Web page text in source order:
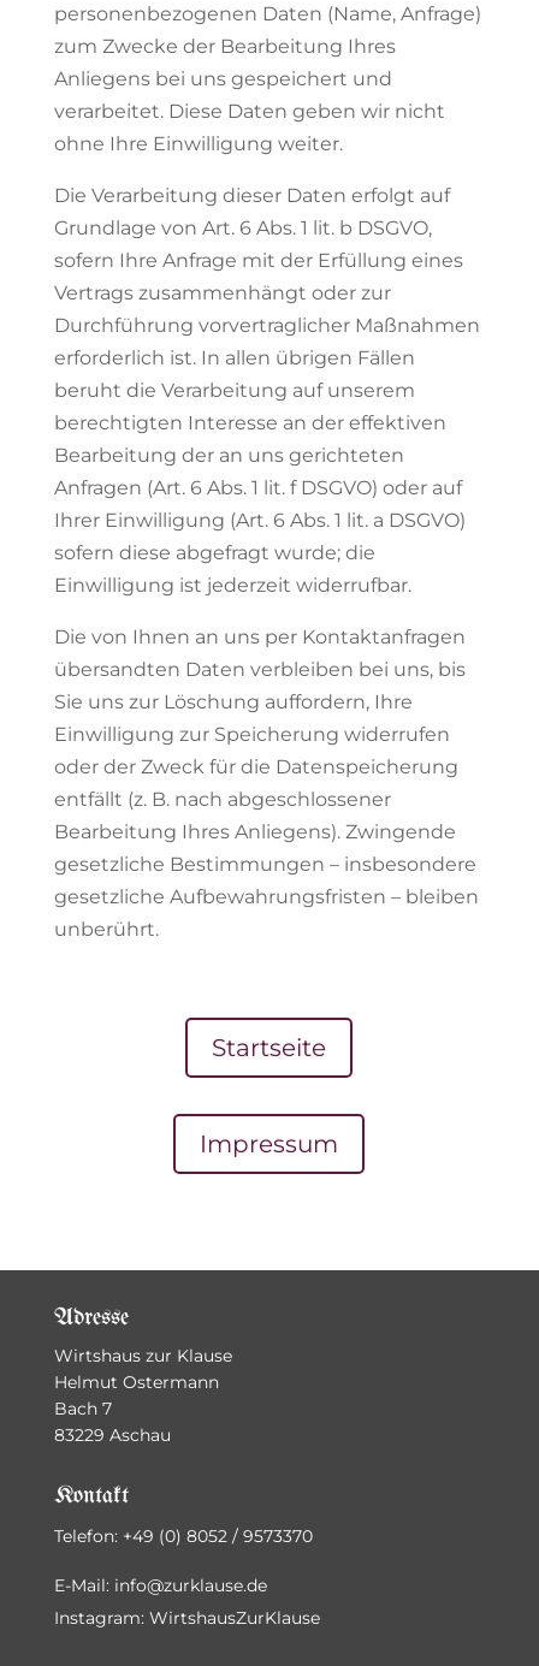
personenbezogenen Daten (Name, Anfrage)
zum Zwecke der Bearbeitung Ihres
Anliegens bei uns gespeichert und
verarbeitet. Diese Daten geben wir nicht
ohne Ihre Einwilligung weiter.
Die Verarbeitung dieser Daten erfolgt auf
Grundlage von Art. 6 Abs. 1 lit. b DSGVO,
sofern Ihre Anfrage mit der Erfüllung eines
Vertrags zusammenhängt oder zur
Durchführung vorvertraglicher Maßnahmen
erforderlich ist. In allen übrigen Fällen
beruht die Verarbeitung auf unserem
berechtigten Interesse an der effektiven
Bearbeitung der an uns gerichteten
Anfragen (Art. 6 Abs. 1 lit. f DSGVO) oder auf
Ihrer Einwilligung (Art. 6 Abs. 1 lit. a DSGVO)
sofern diese abgefragt wurde; die
Einwilligung ist jederzeit widerrufbar.
Die von Ihnen an uns per Kontaktanfragen
übersandten Daten verbleiben bei uns, bis
Sie uns zur Löschung auffordern, Ihre
Einwilligung zur Speicherung widerrufen
oder der Zweck für die Datenspeicherung
entfällt (z. B. nach abgeschlossener
Bearbeitung Ihres Anliegens). Zwingende
gesetzliche Bestimmungen – insbesondere
gesetzliche Aufbewahrungsfristen – bleiben
unberührt.
Startseite
Impressum
Adresse
Wirtshaus zur Klause
Helmut Ostermann
Bach 7
83229 Aschau
Kontakt
Telefon: +49 (0) 8052 / 9573370
E-Mail: info@zurklause.de
Instagram: WirtshausZurKlause